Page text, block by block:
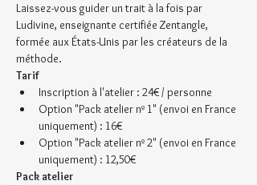
Laissez-vous guider un trait à la fois par
Ludivine, enseignante certifiée Zentangle,
formée aux États-Unis par les créateurs de la
méthode.
Tarif
Inscription à l'atelier : 24€ / personne
Option "Pack atelier nº 1" (envoi en France
uniquement) : 16€
Option "Pack atelier nº 2" (envoi en France
uniquement) : 12,50€
Pack atelier